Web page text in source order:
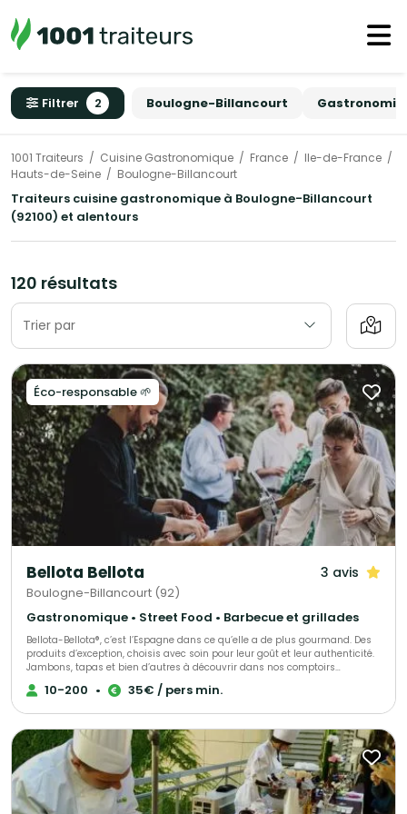
Filtrer 2 Boulogne-Billancourt
1001 Traiteurs Cuisine Gastronomique France
Ile-de-France
Hauts-de-Seine
Boulogne-Billancourt
Traiteurs cuisine gastronomique à Boulogne-Billancourt
(92100) et alentours
120 résultats
Trier par
Éco-responsable 🌱
Bellota Bellota 3 avis
Boulogne-Billancourt (92)
Gastronomique • Street Food • Barbecue et grillades
Bellota-Bellota®, c’est l’Espagne dans ce qu’elle a de plus gourmand. Des
produits d’exception, choisis avec soin pour leur goût et leur authenticité.
Jambons, tapas et bien d’autres à découvrir dans nos comptoirs
parisiens, à partager ou emporter selon l’envie. Et pour vos moments
uniques, nous créons des événements sur mesure, alliant saveurs et
10-200 • 35€ / pers min.